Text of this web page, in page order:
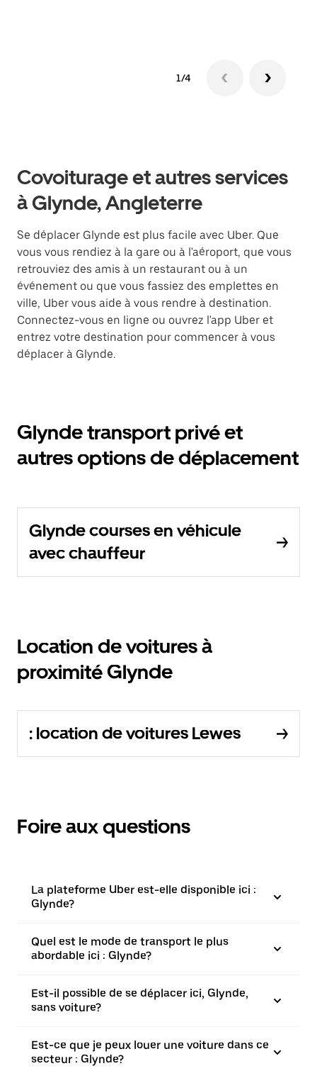
1/4
Covoiturage et autres services
à Glynde, Angleterre
Se déplacer Glynde est plus facile avec Uber. Que
vous vous rendiez à la gare ou à l'aéroport, que vous
retrouviez des amis à un restaurant ou à un
événement ou que vous fassiez des emplettes en
ville, Uber vous aide à vous rendre à destination.
Connectez-vous en ligne ou ouvrez l'app Uber et
entrez votre destination pour commencer à vous
déplacer à Glynde.
Glynde transport privé et
autres options de déplacement
Glynde courses en véhicule
avec chauffeur
Location de voitures à
proximité Glynde
: location de voitures Lewes
Foire aux questions
La plateforme Uber est-elle disponible ici :
Glynde?
Quel est le mode de transport le plus
abordable ici : Glynde?
Est-il possible de se déplacer ici, Glynde,
sans voiture?
Est-ce que je peux louer une voiture dans ce
secteur : Glynde?